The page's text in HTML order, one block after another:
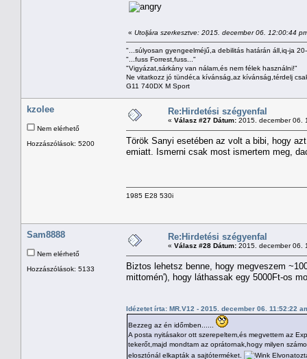
« Utoljára szerkesztve: 2015. december 06. 12:00:44
"...súlyosan gyengeelméjű,a debilitás határán áll,iq-ja
"...fuss Forrest,fuss..."
"Vigyázat,sárkány van nálam,és nem félek használni!"
Ne vitatkozz jó tündér,a kívánság,az kívánság,térdelj
G11 740DX M Sport
kzolee
Nem elérhető
Hozzászólások: 5200
Re:Hirdetési szégyenfal
« Válasz #27 Dátum: 2015. december 06.
Török Sanyi esetében az volt a bibi, hogy
emiatt. Ismerni csak most ismertem meg,
1985 E28 530i
Sam8888
Nem elérhető
Hozzászólások: 5133
Re:Hirdetési szégyenfal
« Válasz #28 Dátum: 2015. december 06.
Biztos lehetsz benne, hogy megveszem
mittomén'), hogy láthassak egy 5000Ft-os
Idézetet írta: MR.V12 - 2015. december 06. 11:52:22
Bezzeg az én időmben......
A posta nyitásakor ott szerepeltem,és megvettem az
tekerőt,majd mondtam az oprátornak,hogy milyen
elosztónál elkapták a sajtóterméket.